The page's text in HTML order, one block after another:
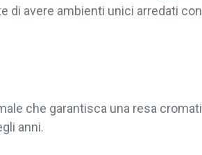
di avere ambienti unici arredati
che garantisca una resa
anni.